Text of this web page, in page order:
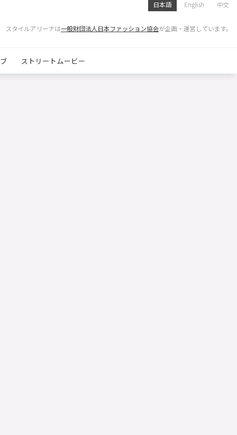
日本語 English 中文
スタイルアリーナは一般財団法人日本ファッション協会が企画・運営しています。
ストリートムービー